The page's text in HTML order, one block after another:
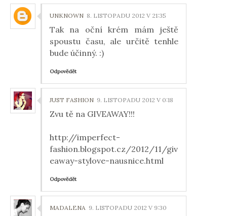
UNKNOWN 8. LISTOPADU 2012 V 21:35
Tak na oční krém mám ještě
spoustu času, ale určitě tenhle
bude účinný. :)
Odpovědět
JUST FASHION 9. LISTOPADU 2012 V 0:18
Zvu tě na GIVEAWAY!!!
http://imperfect-
fashion.blogspot.cz/2012/11/giv
eaway-stylove-nausnice.html
Odpovědět
MADALENA 9. LISTOPADU 2012 V 9:30